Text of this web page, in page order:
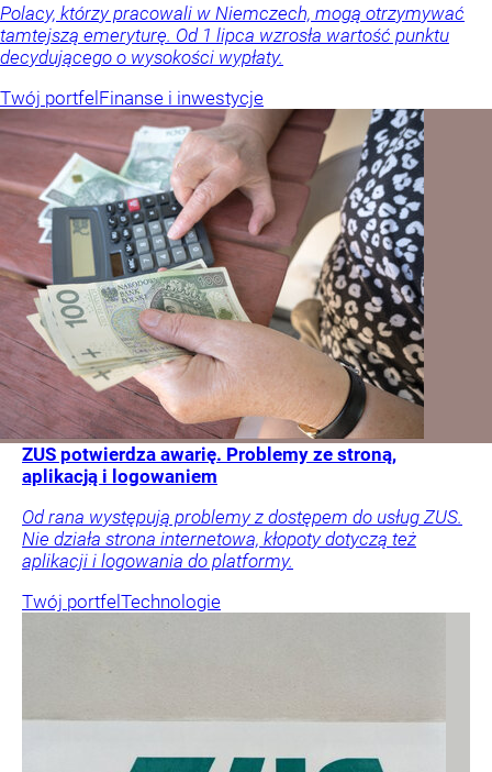
Polacy, którzy pracowali w Niemczech, mogą otrzymywać
tamtejszą emeryturę. Od 1 lipca wzrosła wartość punktu
decydującego o wysokości wypłaty.
Twój portfelFinanse i inwestycje
ZUS potwierdza awarię. Problemy ze stroną,
aplikacją i logowaniem
Od rana występują problemy z dostępem do usług ZUS.
Nie działa strona internetowa, kłopoty dotyczą też
aplikacji i logowania do platformy.
Twój portfelTechnologie